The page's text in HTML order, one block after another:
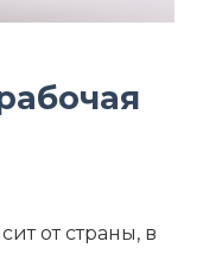
от страны, в